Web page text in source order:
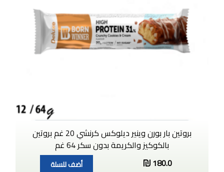
بروتين بار بورن وينير ديلوكس كرنشي 20 غم بروتين
بالكوكيز والكريمة بدون سكر 64 غم
180.0
أضف للسلة